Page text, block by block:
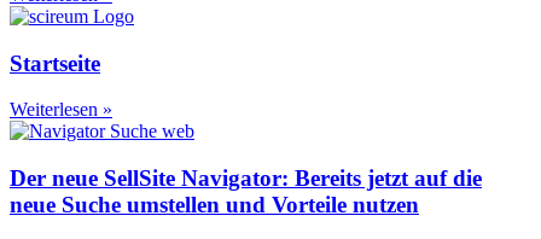
Startseite
Weiterlesen »
Der neue SellSite Navigator: Bereits jetzt auf die
neue Suche umstellen und Vorteile nutzen